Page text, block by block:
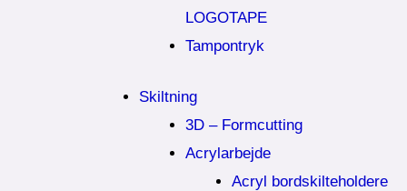
LOGOTAPE
Tampontryk
Skiltning
3D – Formcutting
Acrylarbejde
Acryl bordskilteholdere